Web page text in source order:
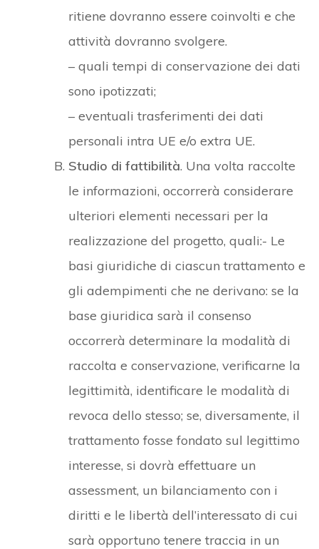
ritiene dovranno essere coinvolti e che
attività dovranno svolgere.
– quali tempi di conservazione dei dati
sono ipotizzati;
– eventuali trasferimenti dei dati
personali intra UE e/o extra UE.
Studio di fattibilità. Una volta raccolte
le informazioni, occorrerà considerare
ulteriori elementi necessari per la
realizzazione del progetto, quali:- Le
basi giuridiche di ciascun trattamento e
gli adempimenti che ne derivano: se la
base giuridica sarà il consenso
occorrerà determinare la modalità di
raccolta e conservazione, verificarne la
legittimità, identificare le modalità di
revoca dello stesso; se, diversamente, il
trattamento fosse fondato sul legittimo
interesse, si dovrà effettuare un
assessment, un bilanciamento con i
diritti e le libertà dell’interessato di cui
sarà opportuno tenere traccia in un